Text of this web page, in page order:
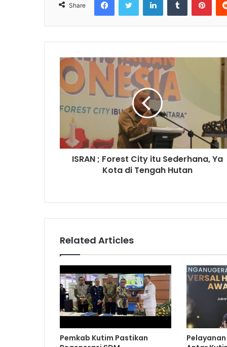
Share
ISRAN ; Forest City itu Sederhana, Ya
Kota di Tengah Hutan
Related Articles
Pemkab Kutim Pastikan